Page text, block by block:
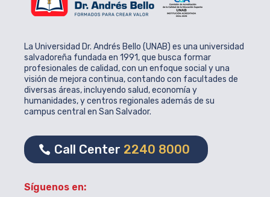
La Universidad Dr. Andrés Bello (UNAB) es una universidad
salvadoreña fundada en 1991, que busca formar
profesionales de calidad, con un enfoque social y una
visión de mejora continua, contando con facultades de
diversas áreas, incluyendo salud, economía y
humanidades, y centros regionales además de su
campus central en San Salvador.
Call Center 2240 8000
Síguenos en: